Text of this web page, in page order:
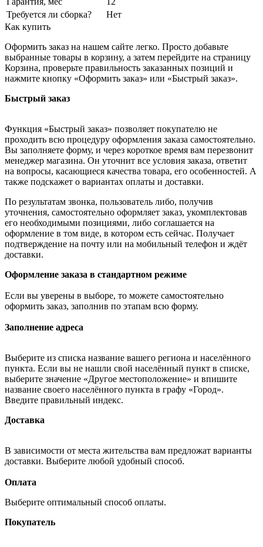
Требуется ли сборка?
Нет
Как купить
Оформить заказ на нашем сайте легко. Просто добавьте
выбранные товары в корзину, а затем перейдите на страницу
Корзина, проверьте правильность заказанных позиций и
нажмите кнопку «Оформить заказ» или «Быстрый заказ».
Быстрый заказ
Функция «Быстрый заказ» позволяет покупателю не
проходить всю процедуру оформления заказа самостоятельно.
Вы заполняете форму, и через короткое время вам перезвонит
менеджер магазина. Он уточнит все условия заказа, ответит
на вопросы, касающиеся качества товара, его особенностей. А
также подскажет о вариантах оплаты и доставки.
По результатам звонка, пользователь либо, получив
уточнения, самостоятельно оформляет заказ, укомплектовав
его необходимыми позициями, либо соглашается на
оформление в том виде, в котором есть сейчас. Получает
подтверждение на почту или на мобильный телефон и ждёт
доставки.
Оформление заказа в стандартном режиме
Если вы уверены в выборе, то можете самостоятельно
оформить заказ, заполнив по этапам всю форму.
Заполнение адреса
Выберите из списка название вашего региона и населённого
пункта. Если вы не нашли свой населённый пункт в списке,
выберите значение «Другое местоположение» и впишите
название своего населённого пункта в графу «Город».
Введите правильный индекс.
Доставка
В зависимости от места жительства вам предложат варианты
доставки. Выберите любой удобный способ.
Оплата
Выберите оптимальный способ оплаты.
Покупатель